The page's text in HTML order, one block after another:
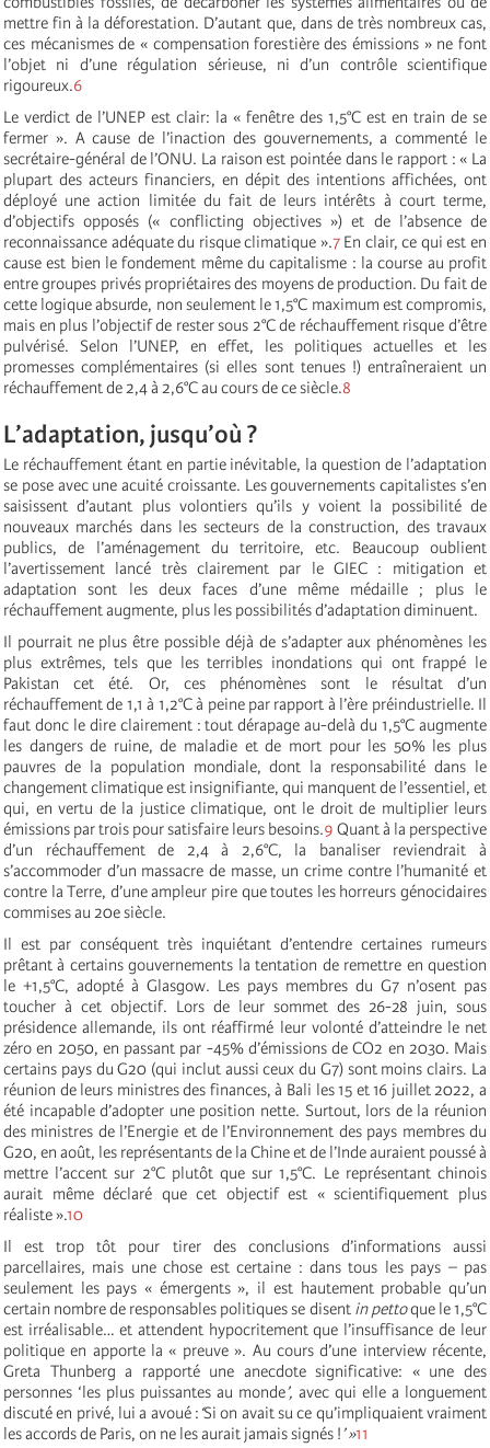
mettre fin à la déforestation. D’autant que, dans de très nombreux cas,
ces mécanismes de « compensation forestière des émissions » ne font
l’objet ni d’une régulation sérieuse, ni d’un contrôle scientifique
rigoureux.6
Le verdict de l’UNEP est clair: la « fenêtre des 1,5°C est en train de se
fermer ». A cause de l’inaction des gouvernements, a commenté le
secrétaire-général de l’ONU. La raison est pointée dans le rapport : « La
plupart des acteurs financiers, en dépit des intentions affichées, ont
déployé une action limitée du fait de leurs intérêts à court terme,
d’objectifs opposés (« conflicting objectives ») et de l’absence de
reconnaissance adéquate du risque climatique ».7En clair, ce qui est en
cause est bien le fondement même du capitalisme : la course au profit
entre groupes privés propriétaires des moyens de production. Du fait de
cette logique absurde, non seulement le 1,5°C maximum est compromis,
mais en plus l’objectif de rester sous 2°C de réchauffement risque d’être
pulvérisé. Selon l’UNEP, en effet, les politiques actuelles et les
promesses complémentaires (si elles sont tenues !) entraîneraient un
réchauffement de 2,4 à 2,6°C au cours de ce siècle.8
L’adaptation, jusqu’où ?
Le réchauffement étant en partie inévitable, la question de l’adaptation
se pose avec une acuité croissante. Les gouvernements capitalistes s’en
saisissent d’autant plus volontiers qu’ils y voient la possibilité de
nouveaux marchés dans les secteurs de la construction, des travaux
publics, de l’aménagement du territoire, etc. Beaucoup oublient
l’avertissement lancé très clairement par le GIEC : mitigation et
adaptation sont les deux faces d’une même médaille ; plus le
réchauffement augmente, plus les possibilités d’adaptation diminuent.
Il pourrait ne plus être possible déjà de s’adapter aux phénomènes les
plus extrêmes, tels que les terribles inondations qui ont frappé le
Pakistan cet été. Or, ces phénomènes sont le résultat d’un
réchauffement de 1,1 à 1,2°C à peine par rapport à l’ère préindustrielle. Il
faut donc le dire clairement : tout dérapage au-delà du 1,5°C augmente
les dangers de ruine, de maladie et de mort pour les 50% les plus
pauvres de la population mondiale, dont la responsabilité dans le
changement climatique est insignifiante, qui manquent de l’essentiel, et
qui, en vertu de la justice climatique, ont le droit de multiplier leurs
émissions par trois pour satisfaire leurs besoins.9 Quant à la perspective
d’un réchauffement de 2,4 à 2,6°C, la banaliser reviendrait à
s’accommoder d’un massacre de masse, un crime contre l’humanité et
contre la Terre, d’une ampleur pire que toutes les horreurs génocidaires
commises au 20e siècle.
Il est par conséquent très inquiétant d’entendre certaines rumeurs
prêtant à certains gouvernements la tentation de remettre en question
le +1,5°C, adopté à Glasgow. Les pays membres du G7 n’osent pas
toucher à cet objectif. Lors de leur sommet des 26-28 juin, sous
présidence allemande, ils ont réaffirmé leur volonté d’atteindre le net
zéro en 2050, en passant par -45% d’émissions de CO2 en 2030. Mais
certains pays du G20 (qui inclut aussi ceux du G7) sont moins clairs. La
réunion de leurs ministres des finances, à Bali les 15 et 16 juillet 2022, a
été incapable d’adopter une position nette. Surtout, lors de la réunion
des ministres de l’Energie et de l’Environnement des pays membres du
G20, en août, les représentants de la Chine et de l’Inde auraient poussé à
mettre l’accent sur 2°C plutôt que sur 1,5°C. Le représentant chinois
aurait même déclaré que cet objectif est « scientifiquement plus
réaliste ».10
Il est trop tôt pour tirer des conclusions d’informations aussi
parcellaires, mais une chose est certaine : dans tous les pays – pas
seulement les pays « émergents », il est hautement probable qu’un
certain nombre de responsables politiques se disent in pettoque le 1,5°C
est irréalisable… et attendent hypocritement que l’insuffisance de leur
politique en apporte la « preuve ». Au cours d’une interview récente,
Greta Thunberg a rapporté une anecdote significative: « une des
personnes ‘les plus puissantes au monde’, avec qui elle a longuement
discuté en privé, lui a avoué : ‘Si on avait su ce qu’impliquaient vraiment
les accords de Paris, on ne les aurait jamais signés !’ »11